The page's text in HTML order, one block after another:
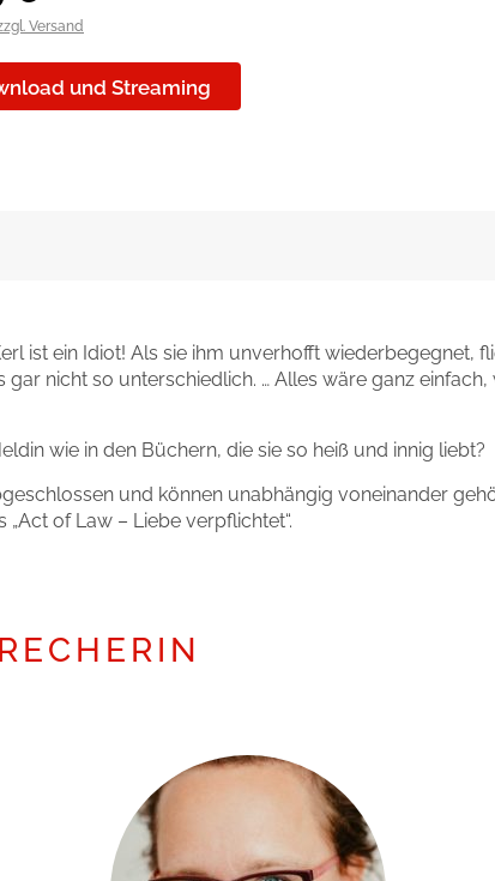
Versand
und Streaming
ist ein Idiot! Als sie ihm unverhofft wiederbegegnet,
nicht so unterschiedlich. … Alles wäre ganz einfach,
wie in den Büchern, die sie so heiß und innig liebt?
und können unabhängig voneinander
of Law – Liebe verpflichtet“.